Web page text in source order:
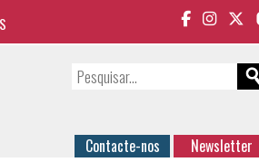
Contacte-nos Newsletter